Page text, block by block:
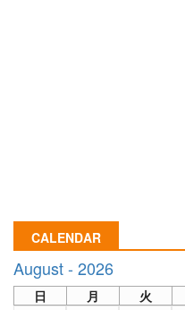
CALENDAR
August - 2026
日 月 火